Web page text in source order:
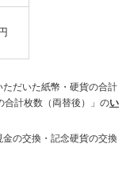
だいた紙幣・硬貨の合計
合計枚数（両替後）」のい
の交換・記念硬貨の交換